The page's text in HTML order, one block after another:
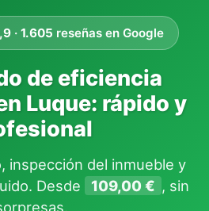
· 1.605 reseñas en Google
de eficiencia
Luque: rápido y
inspección del inmueble y
Desde
109,00 € , sin